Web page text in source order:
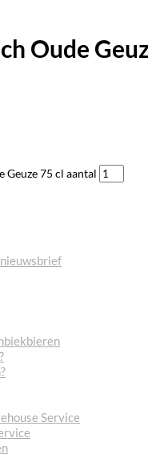
Oude
Geuze 75 cl aantal
Service